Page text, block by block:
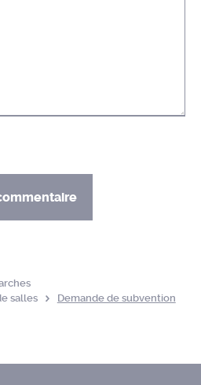
salles
Demande de subvention